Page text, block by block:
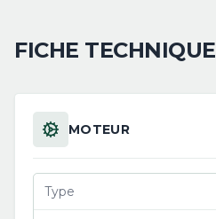
FICHE TECHNIQUE
MOTEUR
Type